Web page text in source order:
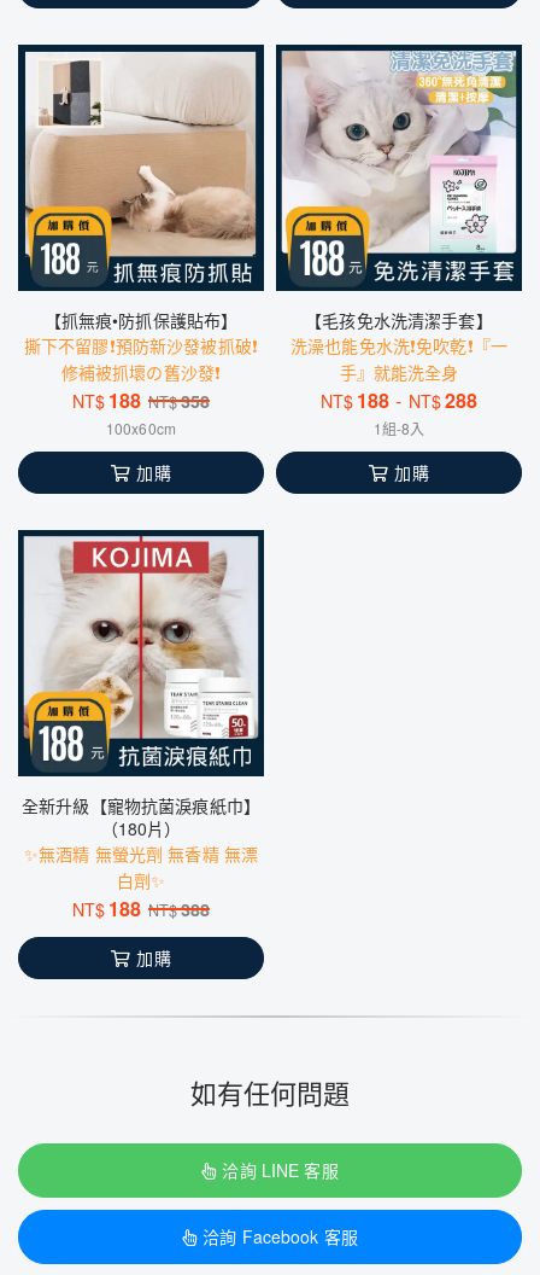
【抓無痕•防抓保護貼布】
撕下不留膠❗️預防新沙發被抓破❗️
修補被抓壞の舊沙發❗️
NT$ 188 NT$358
100x60cm
加購
【毛孩免水洗清潔手套】
洗澡也能免水洗❗免吹乾❗『一
手』就能洗全身
NT$ 188 - NT$288
1組-8入
加購
全新升級【寵物抗菌淚痕紙巾】
（180片）
✨無酒精 無螢光劑 無香精 無漂
白劑✨
NT$ 188 NT$388
加購
如有任何問題
洽詢 LINE 客服
洽詢 Facebook 客服